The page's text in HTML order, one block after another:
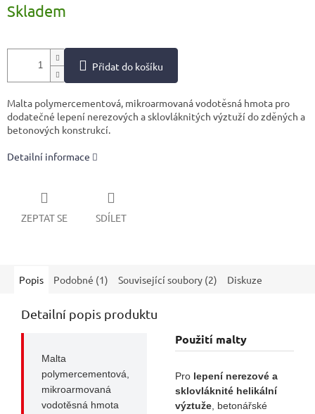
cena:
Skladem
Přidat do košíku
Malta polymercementová, mikroarmovaná vodotěsná hmota pro
dodatečné lepení nerezových a sklovláknitých výztuží do zděných a
betonových konstrukcí.
Detailní informace
ZEPTAT SE SDÍLET
Popis Podobné (1) Související soubory (2) Diskuze
Detailní popis produktu
Malta
polymercementová,
mikroarmovaná
vodotěsná hmota
Použití malty
Pro lepení nerezové a
sklovláknité helikální
výztuže , betonářské